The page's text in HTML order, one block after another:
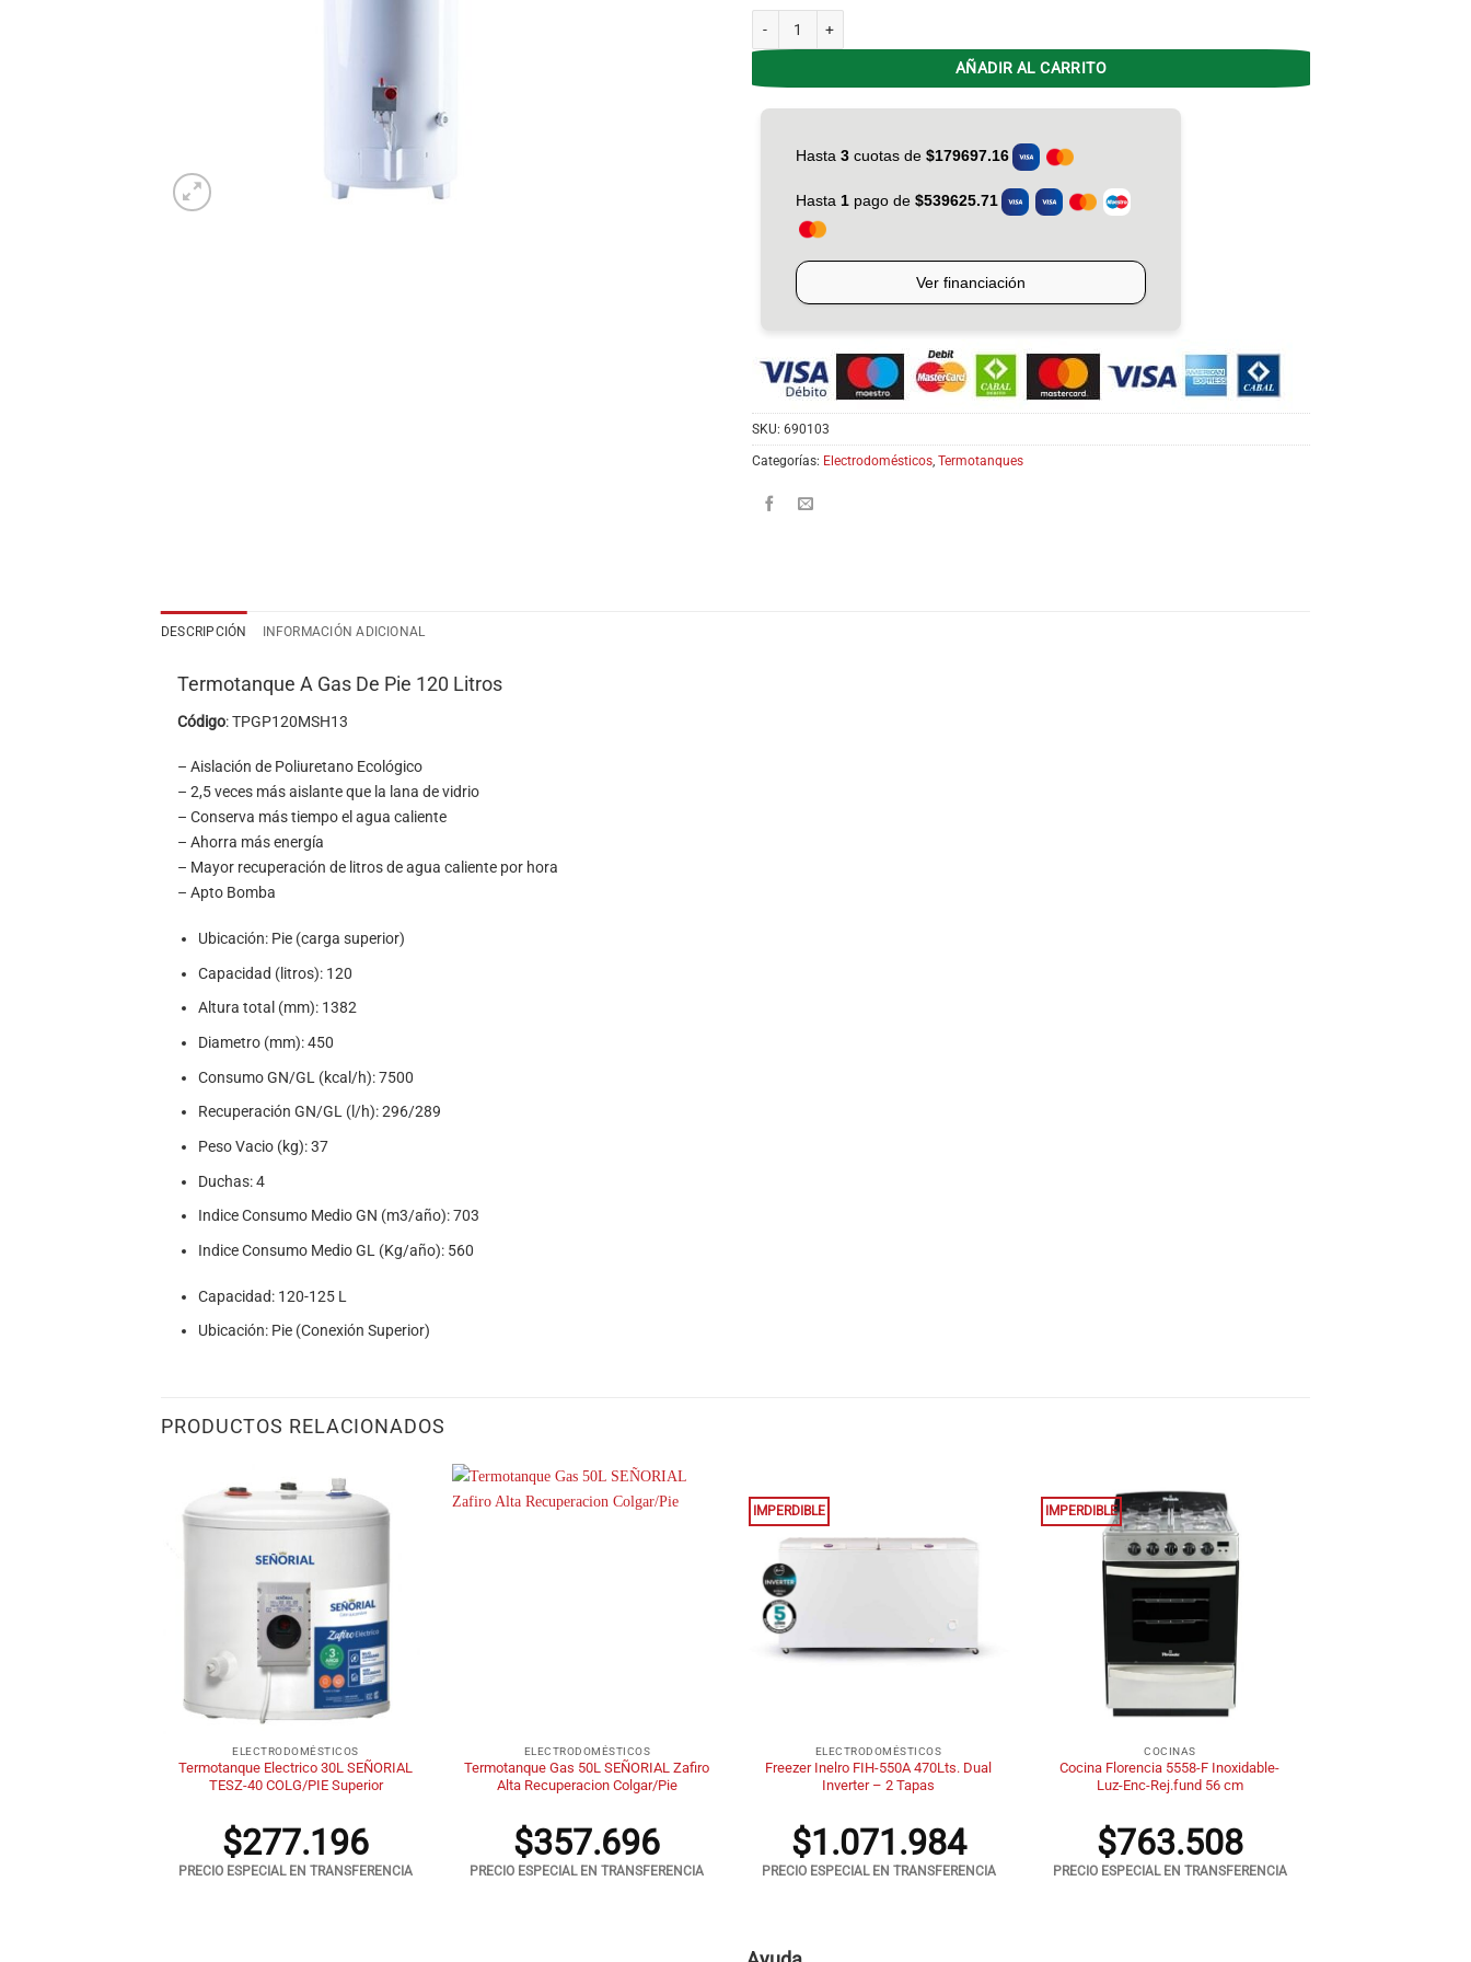
AÑADIR AL CARRITO
SKU: 690103
Categorías: Electrodomésticos, Termotanques
DESCRIPCIÓN INFORMACIÓN ADICIONAL
Termotanque A Gas De Pie 120 Litros
Código: TPGP120MSH13
– Aislación de Poliuretano Ecológico
– 2,5 veces más aislante que la lana de vidrio
– Conserva más tiempo el agua caliente
– Ahorra más energía
– Mayor recuperación de litros de agua caliente por hora
– Apto Bomba
Ubicación: Pie (carga superior)
Capacidad (litros): 120
Altura total (mm): 1382
Diametro (mm): 450
Consumo GN/GL (kcal/h): 7500
Recuperación GN/GL (l/h): 296/289
Peso Vacio (kg): 37
Duchas: 4
Indice Consumo Medio GN (m3/año): 703
Indice Consumo Medio GL (Kg/año): 560
Capacidad: 120-125 L
Ubicación: Pie (Conexión Superior)
PRODUCTOS RELACIONADOS
+
ELECTRODOMÉSTICOS
Termotanque Electrico 30L SEÑORIAL
TESZ-40 COLG/PIE Superior
$277.196
PRECIO ESPECIAL EN TRANSFERENCIA
ELECTRODOMÉSTICOS
Termotanque Gas 50L SEÑORIAL Zafiro
Alta Recuperacion Colgar/Pie
$357.696
PRECIO ESPECIAL EN TRANSFERENCIA
IMPERDIBLE
ELECTRODOMÉSTICOS
Freezer Inelro FIH-550A 470Lts. Dual
Inverter – 2 Tapas
$1.071.984
PRECIO ESPECIAL EN TRANSFERENCIA
IMPERDIBLE
COCINAS
Cocina Florencia 5558-F Inoxidable-
Luz-Enc-Rej.fund 56 cm
$763.508
PRECIO ESPECIAL EN TRANSFERENCIA